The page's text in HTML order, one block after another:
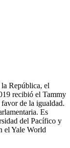
República, el
recibió el Tammy
de la igualdad.
Es
del Pacífico y
el Yale World